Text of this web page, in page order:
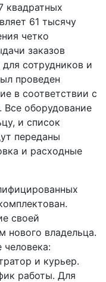
61 тысячу
четко
заказов
сотрудников и
проведен
в соответствии с
оборудование
и список
переданы
и расходные
своей
нового владельца.
и курьер.
работы. Для